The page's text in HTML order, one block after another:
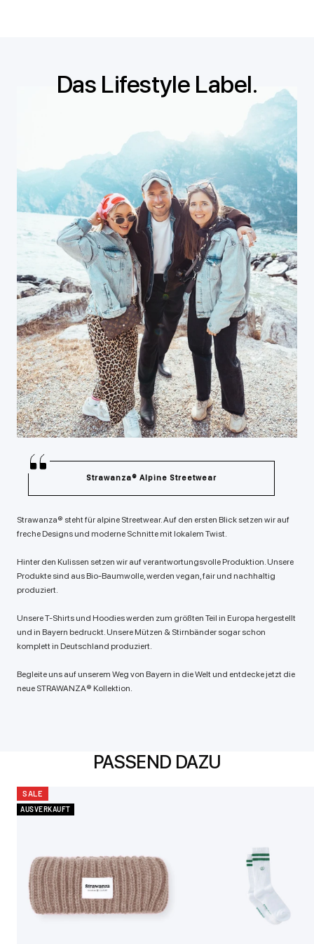
Strawanza® Alpine Streetwear
Das Lifestyle Label.
Strawanza® steht für alpine Streetwear. Auf den ersten Blick setzen wir auf
freche Designs und moderne Schnitte mit lokalem Twist.
Hinter den Kulissen setzen wir auf verantwortungsvolle Produktion. Unsere
Produkte sind aus Bio-Baumwolle, werden vegan, fair und nachhaltig
produziert.
Unsere T-Shirts und Hoodies werden zum größten Teil in Europa hergestellt
und in Bayern bedruckt. Unsere Mützen & Stirnbänder sogar schon
komplett in Deutschland produziert.
Begleite uns auf unserem Weg von Bayern in die Welt und entdecke jetzt die
neue STRAWANZA® Kollektion.
PASSEND DAZU
SALE
AUSVERKAUFT